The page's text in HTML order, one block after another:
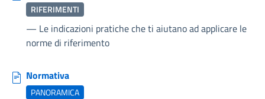
RIFERIMENTI
— Le indicazioni pratiche che ti aiutano ad applicare le
norme di riferimento
Normativa
PANORAMICA